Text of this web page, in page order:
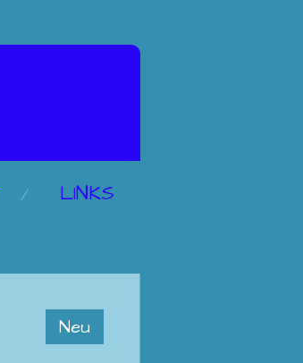
LINKS
Neu